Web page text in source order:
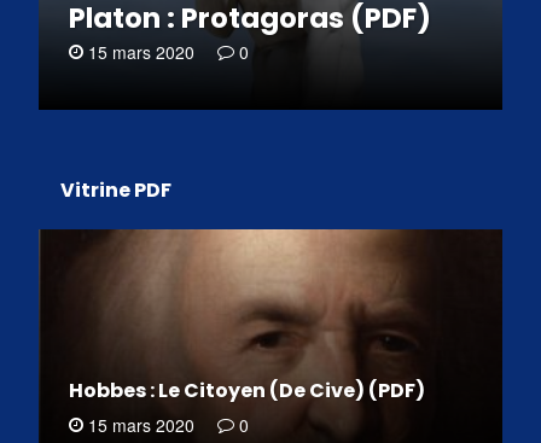
Platon : Protagoras (PDF)
15 mars 2020 0
Vitrine PDF
Hobbes : Le Citoyen (De Cive) (PDF)
15 mars 2020 0